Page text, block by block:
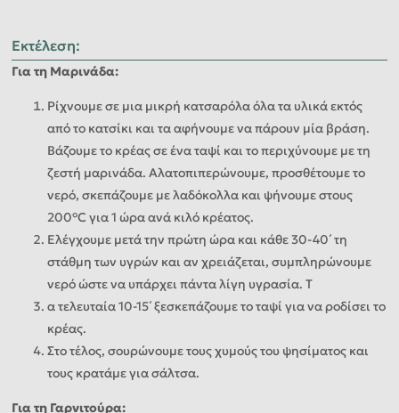
Εκτέλεση:
Για τη Μαρινάδα:
Ρίχνουμε σε μια μικρή κατσαρόλα όλα τα υλικά εκτός
από το κατσίκι και τα αφήνουμε να πάρουν μία βράση.
Βάζουμε το κρέας σε ένα ταψί και το περιχύνουμε με τη
ζεστή μαρινάδα. Αλατοπιπερώνουμε, προσθέτουμε το
νερό, σκεπάζουμε με λαδόκολλα και ψήνουμε στους
200°C για 1 ώρα ανά κιλό κρέατος.
Ελέγχουμε μετά την πρώτη ώρα και κάθε 30-40΄ τη
στάθμη των υγρών και αν χρειάζεται, συμπληρώνουμε
νερό ώστε να υπάρχει πάντα λίγη υγρασία. Τ
α τελευταία 10-15΄ ξεσκεπάζουμε το ταψί για να ροδίσει το
κρέας.
Στο τέλος, σουρώνουμε τους χυμούς του ψησίματος και
τους κρατάμε για σάλτσα.
Για τη Γαρνιτούρα: